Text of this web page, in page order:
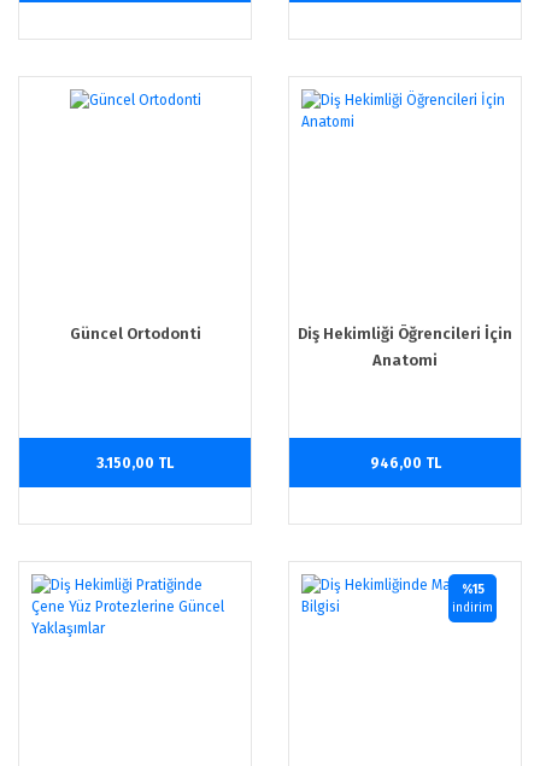
Güncel Ortodonti
3.150,00 TL
Diş Hekimliği Öğrencileri İçin
Anatomi
946,00 TL
%15
indirim